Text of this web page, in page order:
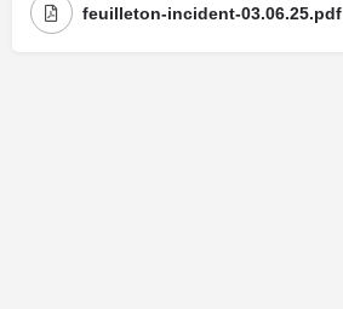
feuilleton-incident-03.06.25.pdf